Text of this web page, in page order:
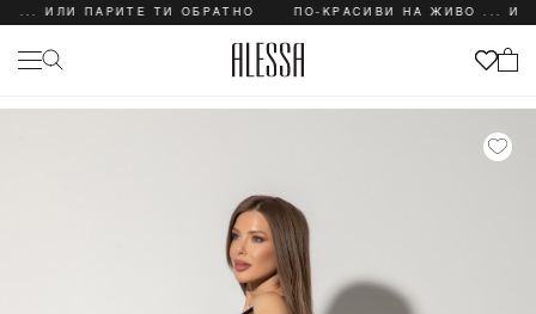
ПАРИТЕ ТИ ОБРАТНО ПО-КРАСИВИ НА ЖИВО ... ИЛИ